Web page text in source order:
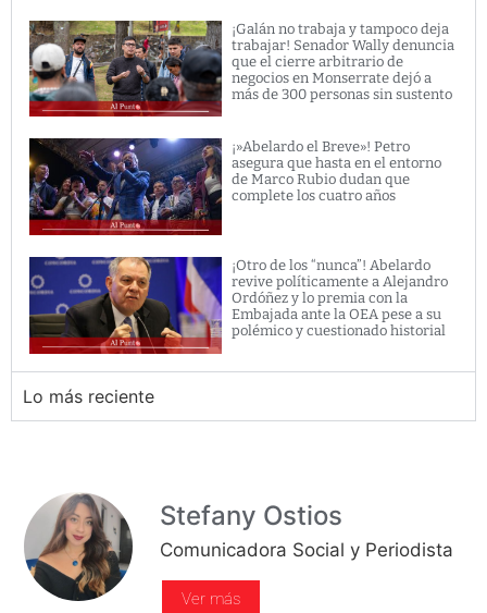
¡Galán no trabaja y tampoco deja
trabajar! Senador Wally denuncia
que el cierre arbitrario de
negocios en Monserrate dejó a
más de 300 personas sin sustento
¡»Abelardo el Breve»! Petro
asegura que hasta en el entorno
de Marco Rubio dudan que
complete los cuatro años
¡Otro de los “nunca”! Abelardo
revive políticamente a Alejandro
Ordóñez y lo premia con la
Embajada ante la OEA pese a su
polémico y cuestionado historial
Lo más reciente
Stefany Ostios
Comunicadora Social y Periodista
Ver más